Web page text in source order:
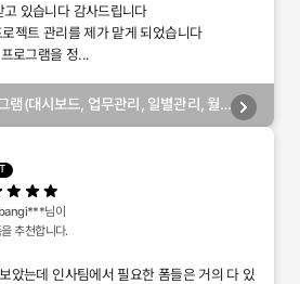
있습니다 감사드립니다
젝트 관리를 제가 맡게 되었습니다
로그램을 정...
램(대시보드, 업무관리, 일별관리, 월
님이
추천합니다.
았는데 인사팀에서 필요한 폼들은 거의 다 있